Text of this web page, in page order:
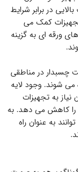
در برابر شرایط
کمک می‌
ورقه ای به گزینه‌
چسبدار در مناطقی
می‌ شوند. وجود لایه
به تجهیزات
را کاهش می‌ دهد. به
به عنوان راه‌